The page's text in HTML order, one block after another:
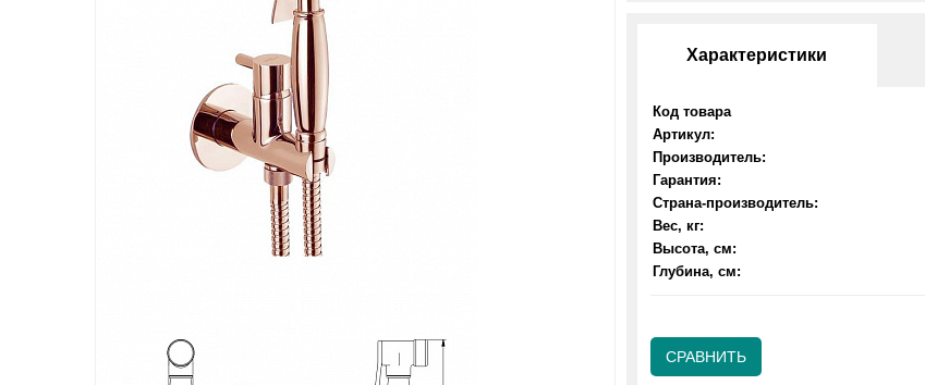
Характеристики
Код товара
Артикул:
Производитель:
Гарантия:
Страна-производитель:
Вес, кг:
Высота, см:
Глубина, см:
СРАВНИТЬ